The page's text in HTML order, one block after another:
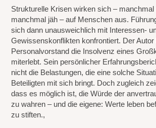
Strukturelle Krisen wirken sich – manchmal
manchmal jäh – auf Menschen aus.
sich dann unausweichlich mit Interessen-
Gewissenskonflikten konfrontiert. Der Autor
Personalvorstand die Insolvenz eines
miterlebt. Sein persönlicher
nicht die Belastungen, die eine solche
Beteiligten mit sich bringt. Doch zugleich
dass es möglich ist, die Würde der
zu wahren – und die eigene: Werte leben
zu stiften.,